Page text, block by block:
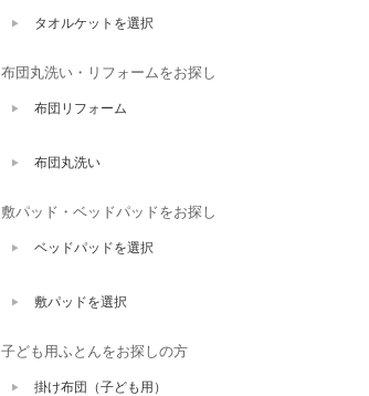
タオルケットを選択
布団丸洗い・リフォームをお探し
布団リフォーム
布団丸洗い
敷パッド・ベッドパッドをお探し
ベッドパッドを選択
敷パッドを選択
子ども用ふとんをお探しの方
掛け布団（子ども用）